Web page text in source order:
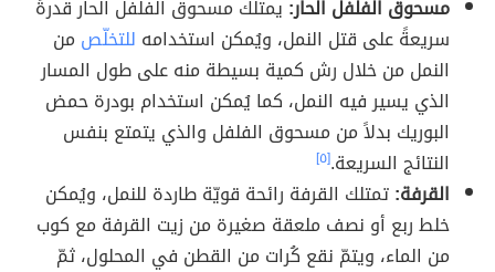
مسحوق الفلفل الحار: يمتلك مسحوق الفلفل الحار قدرةً
سريعةً على قتل النمل، ويُمكن استخدامه للتخلّص من
النمل من خلال رش كمية بسيطة منه على طول المسار
الذي يسير فيه النمل، كما يُمكن استخدام بودرة حمض
البوريك بدلاً من مسحوق الفلفل والذي يتمتع بنفس
النتائج السريعة.[٥]
القرفة:تمتلك القرفة رائحة قويّة طاردة للنمل، ويُمكن
خلط ربع أو نصف ملعقة صغيرة من زيت القرفة مع كوب
من الماء، ويتمّ نقع كُرات من القطن في المحلول، ثمّ